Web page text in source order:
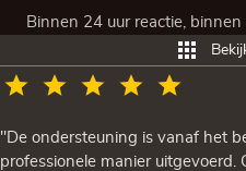
Binnen 24 uur reactie,
"De ondersteuning is vanaf het
professionele manier